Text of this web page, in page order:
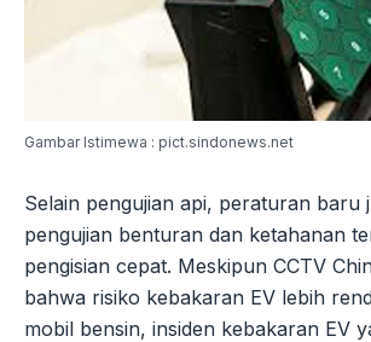
Gambar Istimewa : pict.sindonews.net
Selain pengujian api, peraturan baru
pengujian benturan dan ketahanan
pengisian cepat. Meskipun CCTV
bahwa risiko kebakaran EV lebih
mobil bensin, insiden kebakaran EV